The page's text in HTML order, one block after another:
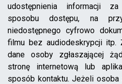
udostępnienia informacji
sposobu dostępu, na
niedostępnego cyfrowo
filmu bez audiodeskrypcji itp.
dane osoby zgłaszającej
stronę internetową lub
sposób kontaktu. Jeżeli osoba